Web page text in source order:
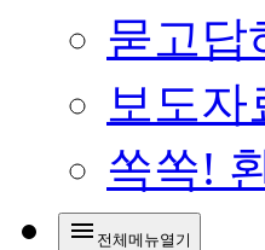
묻고답
보도자
쏙쏙!
menu 전체메뉴열기